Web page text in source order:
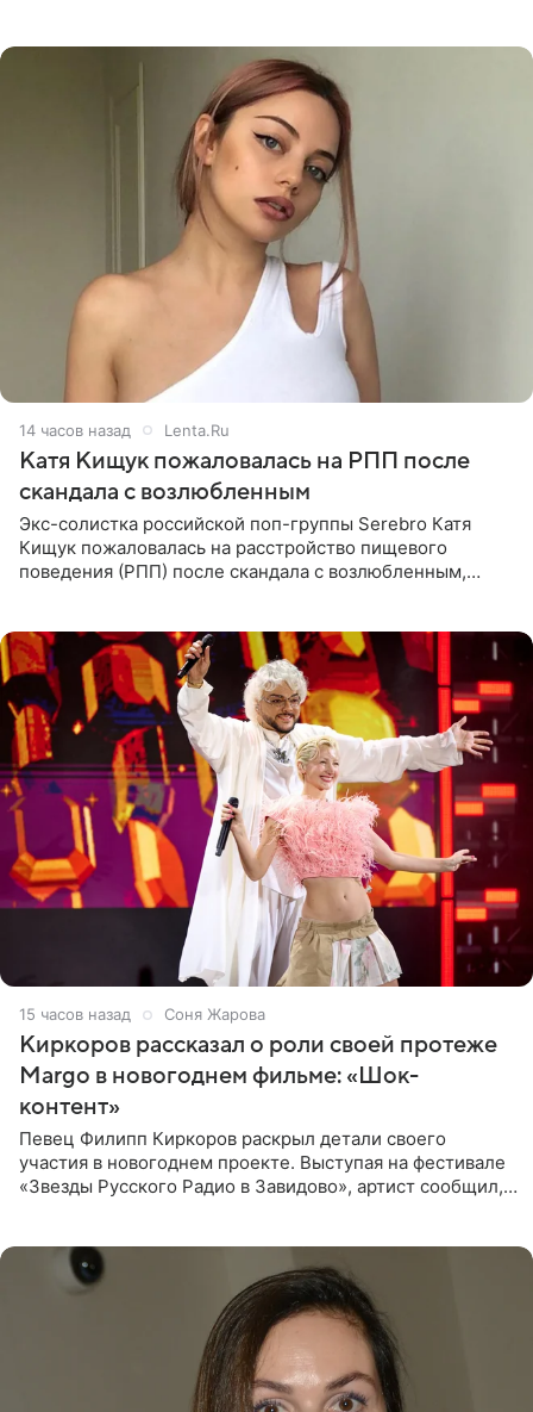
14 часов назад Lenta.Ru
Катя Кищук пожаловалась на РПП после
скандала с возлюбленным
Экс-солистка российской поп-группы Serebro Катя
Кищук пожаловалась на расстройство пищевого
поведения (РПП) после скандала с возлюбленным,
15 часов назад Соня Жарова
Киркоров рассказал о роли своей протеже
Margo в новогоднем фильме: «Шок-
контент»
Певец Филипп Киркоров раскрыл детали своего
участия в новогоднем проекте. Выступая на фестивале
«Звезды Русского Радио в Завидово», артист сообщил,